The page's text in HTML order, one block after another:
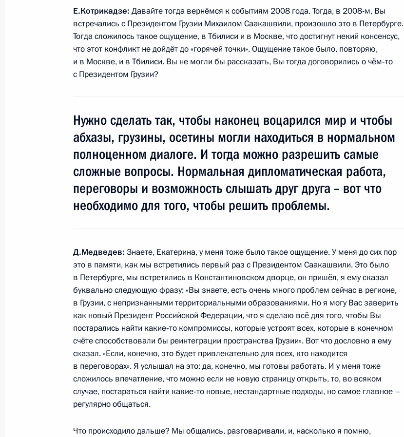
5 августа 2011 года, пятница
Телефонный разговор с Председателем Европейского совета
Херманом ван Ромпёем
5 августа 2011 года, 18:10
на пост Премьер-министра Королевства Таиланд
5 августа 2011 года, 18:00
Совещание с постоянными членами Совета Безопасности
5 августа 2011 года, 16:00 Сочи
1
5 августа 2011 года, 15:30 Сочи
Рабочая встреча с Генеральным секретарём ОДКБ Николаем
Бордюжей
5 августа 2011 года, 15:00 Сочи
Дмитрий Медведев встретится с Президентом Азербайджана
Ильхамом Алиевым
5 августа 2011 года, 12:00
Е.Котрикадзе: Давайте тогда вернёмся к событиям 2008 года. Тогда, в 2008-м, Вы
встречались с Президентом Грузии Михаилом Саакашвили, произошло это в Петербурге.
Тогда сложилось такое ощущение, в Тбилиси и в Москве, что достигнут некий консенсус,
что этот конфликт не дойдёт до «горячей точки». Ощущение такое было, повторяю,
и в Москве, и в Тбилиси. Вы не могли бы рассказать, Вы тогда договорились о чём‑то
с Президентом Грузии?
Нужно сделать так, чтобы наконец воцарился мир и чтобы
абхазы, грузины, осетины могли находиться в нормальном
полноценном диалоге. И тогда можно разрешить самые
сложные вопросы. Нормальная дипломатическая работа,
переговоры и возможность слышать друг друга – вот что
необходимо для того, чтобы решить проблемы.
Д.Медведев: Знаете, Екатерина, у меня тоже было такое ощущение. У меня до сих пор
это в памяти, как мы встретились первый раз с Президентом Саакашвили. Это было
в Петербурге, мы встретились в Константиновском дворце, он пришёл, я ему сказал
буквально следующую фразу: «Вы знаете, есть очень много проблем сейчас в регионе,
в Грузии, с непризнанными территориальными образованиями. Но я могу Вас заверить
как новый Президент Российской Федерации, что я сделаю всё для того, чтобы Вы
постарались найти какие‑то компромиссы, которые устроят всех, которые в конечном
счёте способствовали бы реинтеграции пространства Грузии». Вот что дословно я ему
сказал. «Если, конечно, это будет привлекательно для всех, кто находится
в переговорах». Я услышал на это: да, конечно, мы готовы работать. И у меня тоже
сложилось впечатление, что можно если не новую страницу открыть, то, во всяком
случае, постараться найти какие‑то новые, нестандартные подходы, но самое главное –
регулярно общаться.
Что происходило дальше? Мы общались, разговаривали, и, насколько я помню,